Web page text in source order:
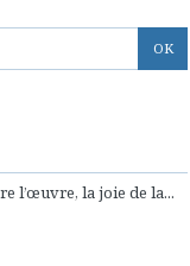
l’œuvre, la joie de la...